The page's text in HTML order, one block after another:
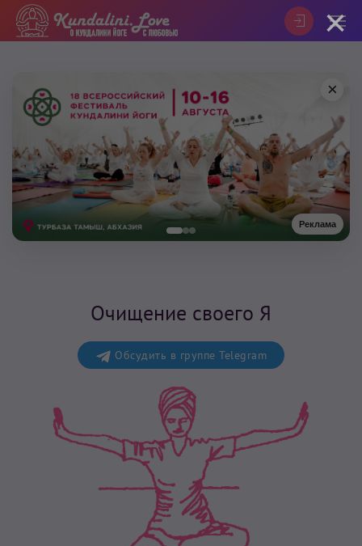
Реклама
×
Очищение своего Я
Обсудить в группе Telegram
×